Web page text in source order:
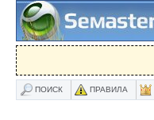
ПОИСК ПРАВИЛА